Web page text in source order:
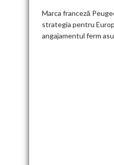
Marca franceză
strategia pentru
angajamentul ferm